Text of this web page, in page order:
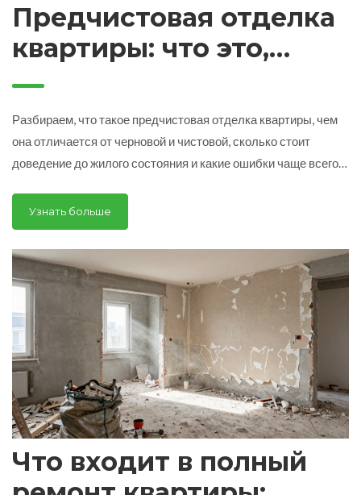
Предчистовая отделка
квартиры: что это,
этапы и цена в 2026
году
Разбираем, что такое предчистовая отделка квартиры, чем
она отличается от черновой и чистовой, сколько стоит
доведение до жилого состояния и какие ошибки чаще всего
Узнать больше
Что входит в полный